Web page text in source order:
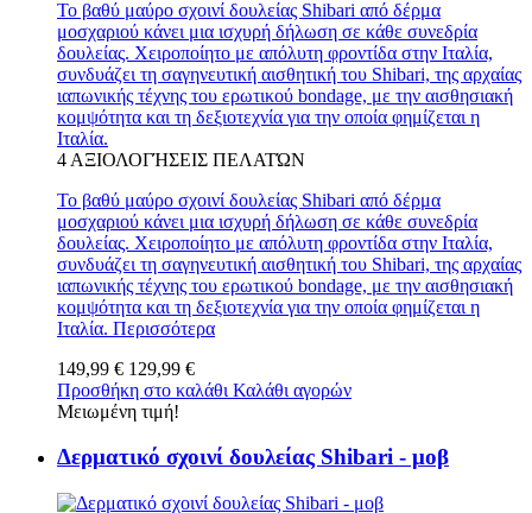
Το βαθύ μαύρο σχοινί δουλείας Shibari από δέρμα
μοσχαριού κάνει μια ισχυρή δήλωση σε κάθε συνεδρία
δουλείας. Χειροποίητο με απόλυτη φροντίδα στην Ιταλία,
συνδυάζει τη σαγηνευτική αισθητική του Shibari, της αρχαίας
ιαπωνικής τέχνης του ερωτικού bondage, με την αισθησιακή
κομψότητα και τη δεξιοτεχνία για την οποία φημίζεται η
Ιταλία.
4 ΑΞΙΟΛΟΓΉΣΕΙΣ ΠΕΛΑΤΏΝ
Το βαθύ μαύρο σχοινί δουλείας Shibari από δέρμα
μοσχαριού κάνει μια ισχυρή δήλωση σε κάθε συνεδρία
δουλείας. Χειροποίητο με απόλυτη φροντίδα στην Ιταλία,
συνδυάζει τη σαγηνευτική αισθητική του Shibari, της αρχαίας
ιαπωνικής τέχνης του ερωτικού bondage, με την αισθησιακή
κομψότητα και τη δεξιοτεχνία για την οποία φημίζεται η
Ιταλία. Περισσότερα
149,99 € 129,99 €
Προσθήκη στο καλάθι Καλάθι αγορών
Μειωμένη τιμή!
Δερματικό σχοινί δουλείας Shibari - μοβ